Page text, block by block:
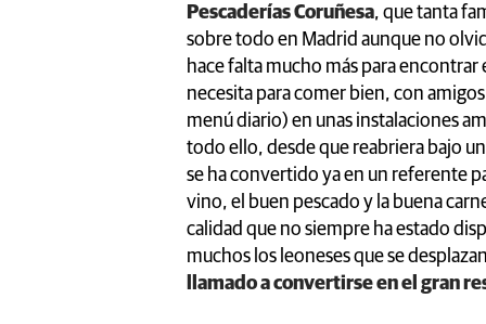
Pescaderías Coruñesa, que tanta
sobre todo en Madrid aunque no
hace falta mucho más para
necesita para comer bien, con
menú diario) en unas instalaciones
todo ello, desde que reabriera bajo
se ha convertido ya en un referente
vino, el buen pescado y la buena
calidad que no siempre ha estado
muchos los leoneses que se
llamado a convertirse en el gran